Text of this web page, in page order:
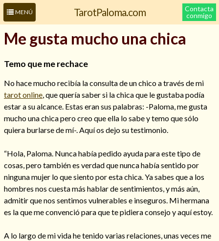
MENÚ TarotPaloma.com
Contacta
conmigo
Leer más sobre mí
Me gusta mucho una chica
Temo que me rechace
No hace mucho recibía la consulta de un chico a través de mi
tarot online , que quería saber si la chica que le gustaba podía
estar a su alcance. Estas eran sus palabras: -Paloma, me gusta
mucho una chica pero creo que ella lo sabe y temo que sólo
quiera burlarse de mí-. Aquí os dejo su testimonio.
“Hola, Paloma. Nunca había pedido ayuda para este tipo de
cosas, pero también es verdad que nunca había sentido por
ninguna mujer lo que siento por esta chica. Ya sabes que a los
hombres nos cuesta más hablar de sentimientos, y más aún,
admitir que nos sentimos vulnerables e inseguros. Mi hermana
es la que me convenció para que te pidiera consejo y aquí estoy.
A lo largo de mi vida he tenido varias relaciones, unas veces me